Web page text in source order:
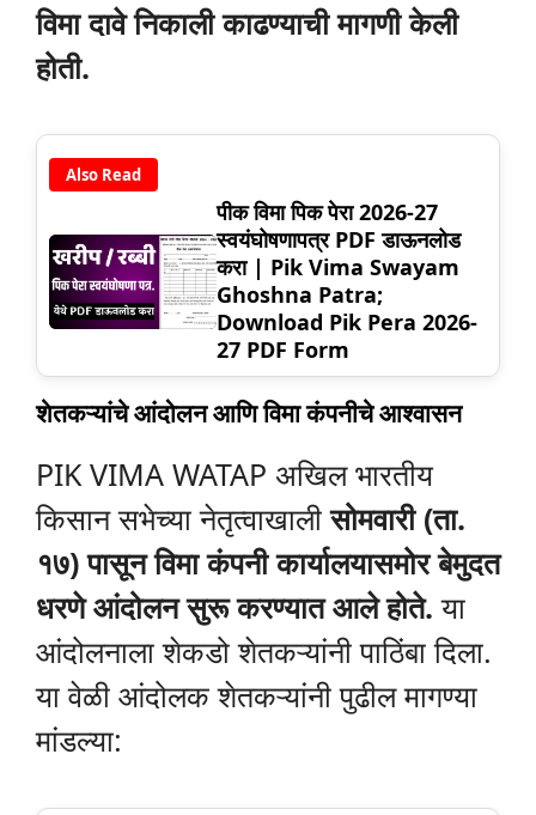
विमा दावे निकाली काढण्याची मागणी केली
होती.
Also Read
पीक विमा पिक पेरा 2026-27
स्वयंघोषणापत्र PDF डाऊनलोड
करा | Pik Vima Swayam
Ghoshna Patra;
Download Pik Pera 2026-
27 PDF Form
शेतकऱ्यांचे आंदोलन आणि विमा कंपनीचे आश्वासन
PIK VIMA WATAP अखिल भारतीय
किसान सभेच्या नेतृत्वाखालीसोमवारी (ता.
१७) पासून विमा कंपनी कार्यालयासमोर बेमुदत
धरणे आंदोलन सुरू करण्यात आले होते. या
आंदोलनाला शेकडो शेतकऱ्यांनी पाठिंबा दिला.
या वेळी आंदोलक शेतकऱ्यांनी पुढील मागण्या
मांडल्या: